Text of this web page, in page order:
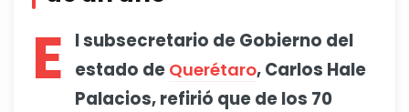
E
l subsecretario de Gobierno del
estado de Querétaro, Carlos Hale
Palacios, refirió que de los 70